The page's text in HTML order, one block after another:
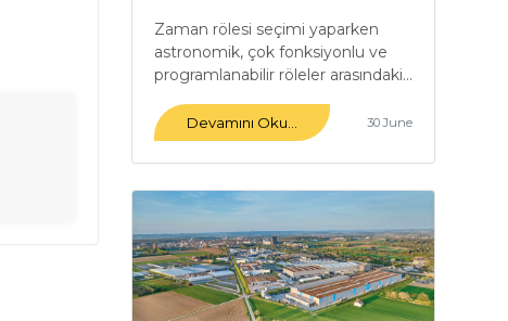
Arasındaki Farklar Nelerdir?
Zaman rölesi seçimi yaparken
astronomik, çok fonksiyonlu ve
programlanabilir röleler arasındaki...
Devamını Oku... 30 June